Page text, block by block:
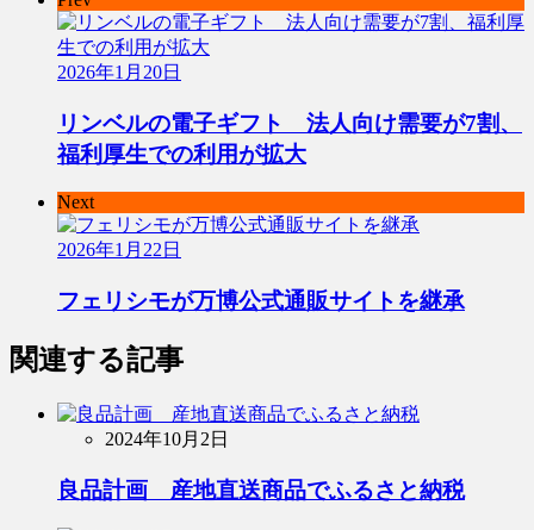
2026年1月20日
リンベルの電子ギフト 法人向け需要が7割、
福利厚生での利用が拡大
Next
2026年1月22日
フェリシモが万博公式通販サイトを継承
関連する記事
2024年10月2日
良品計画 産地直送商品でふるさと納税